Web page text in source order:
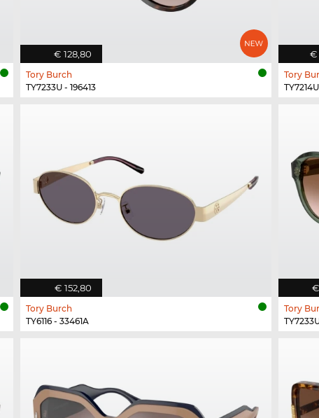
€ 128,80
Tory Burch
TY7233U - 196413
€
Tory
€ 152,80
Tory Burch
TY6116 - 33461A
Tory